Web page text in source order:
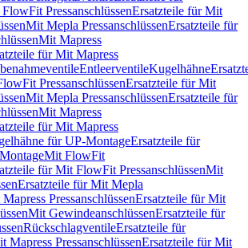
PressanschlüssenErsatzteile für Mit
Mit Mepla PressanschlüssenErsatzteile für
Mit Mapress
für Mit Mapress
EntleerventileKugelhähne
PressanschlüssenErsatzteile für Mit
Mit Mepla PressanschlüssenErsatzteile für
Mit Mapress
für Mit Mapress
für UP-MontageErsatzteile für
Mit FlowFit
für Mit FlowFit PressanschlüssenMit
Ersatzteile für Mit Mepla
PressanschlüssenErsatzteile für Mit
Mit GewindeanschlüssenErsatzteile für
RückschlagventileErsatzteile für
Mapress PressanschlüssenErsatzteile für Mit